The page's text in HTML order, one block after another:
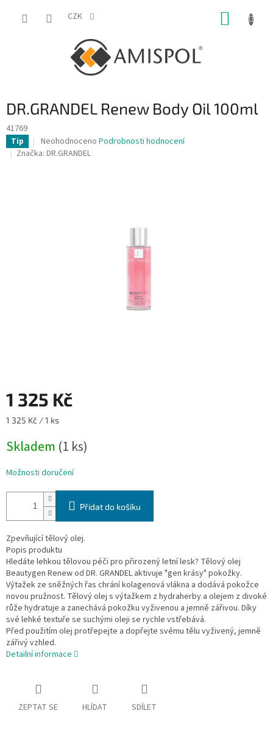
CZK
DR.GRANDEL Renew Body Oil 100ml
41769
Tip
Průměrné
hodnocení
Neohodnoceno Podrobnosti hodnocení
Značka: DR.GRANDEL
1 325 Kč
Měrná
1 325 Kč / 1 ks
Skladem (1 ks)
Možnosti doručení
Přidat do košíku
Zpevňující tělový olej.
Popis produktu
Hledáte lehkou tělovou péči pro přirozený letní lesk? Tělový olej
Beautygen Renew od DR. GRANDEL aktivuje "gen krásy" pokožky.
Výtažek ze sněžných řas chrání kolagenová vlákna a dodává pokožce
novou pružnost. Tělový olej s výtažkem z hydraherby a olejem z divoké
růže hydratuje a zanechává pokožku vyživenou a jemně zářivou. Díky
své lehké textuře se suchými oleji se rychle vstřebává.
Před použitím olej protřepejte a dopřejte svému tělu vyživený, jemně
zářivý vzhled.
Detailní informace
ZEPTAT SE HLÍDAT SDÍLET